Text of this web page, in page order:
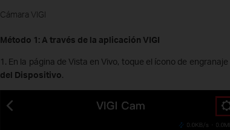
Cámara VIGI
Método 1: A través de la aplicación VIGI
1. En la página de Vista en Vivo, toque el ícono de
del Dispositivo.